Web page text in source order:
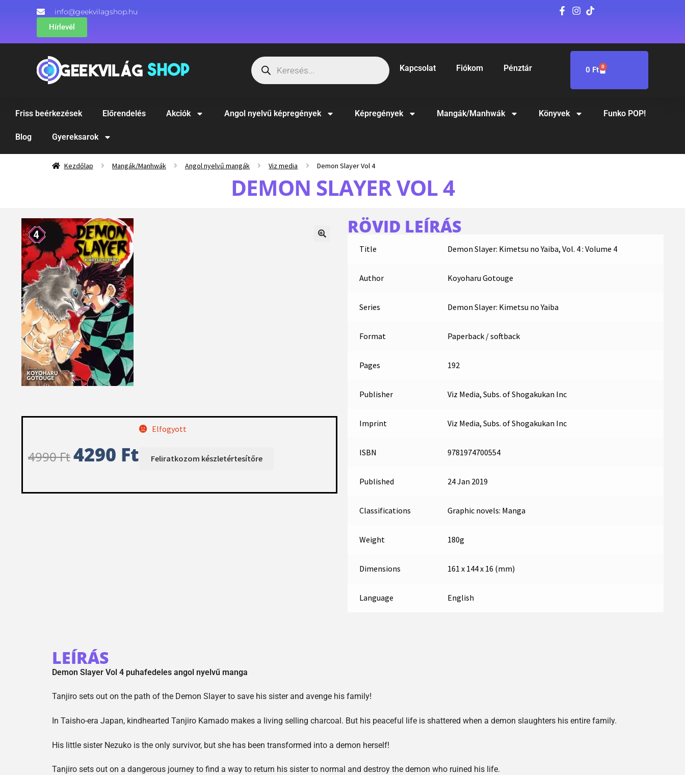
info@geekvilagshop.hu
Hírlevél
Kapcsolat Fiókom Pénztár 0 Ft 0
Friss beérkezések Előrendelés Akciók Angol nyelvű képregények Képregények Mangák/Manhwák Könyvek Funko POP!
Blog Gyereksarok
Kezdőlap Mangák/Manhwák Angol nyelvű mangák Viz media Demon Slayer Vol 4
DEMON SLAYER VOL 4
4990Ft4290 Ft
Elfogyott
RÖVID LEÍRÁS
Title Demon Slayer: Kimetsu no Yaiba, Vol. 4 : Volume 4
Author Koyoharu Gotouge
Series Demon Slayer: Kimetsu no Yaiba
Format Paperback / softback
Pages 192
Publisher Viz Media, Subs. of Shogakukan Inc
Imprint Viz Media, Subs. of Shogakukan Inc
ISBN 9781974700554
Published 24 Jan 2019
Classifications Graphic novels: Manga
Weight 180g
Dimensions 161 x 144 x 16 (mm)
Language English
LEÍRÁS
Demon Slayer Vol 4 puhafedeles angol nyelvű manga
Tanjiro sets out on the path of the Demon Slayer to save his sister and avenge his family!
In Taisho-era Japan, kindhearted Tanjiro Kamado makes a living selling charcoal. But his peaceful life is shattered when a demon slaughters his entire family.
His little sister Nezuko is the only survivor, but she has been transformed into a demon herself!
Tanjiro sets out on a dangerous journey to find a way to return his sister to normal and destroy the demon who ruined his life.